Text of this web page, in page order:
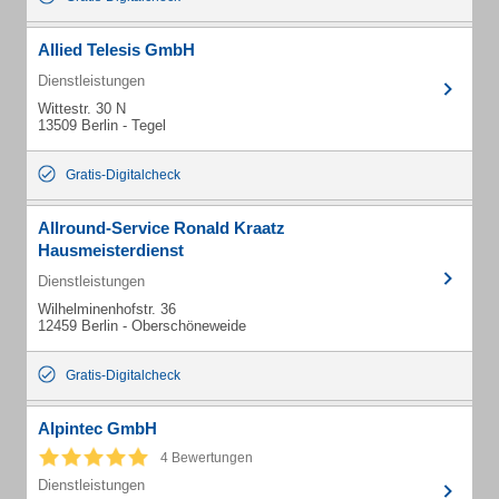
Allied Telesis GmbH
Dienstleistungen
Wittestr. 30 N
13509 Berlin - Tegel
Gratis-Digitalcheck
Allround-Service Ronald Kraatz
Hausmeisterdienst
Dienstleistungen
Wilhelminenhofstr. 36
12459 Berlin - Oberschöneweide
Gratis-Digitalcheck
Alpintec GmbH
4 Bewertungen
Dienstleistungen